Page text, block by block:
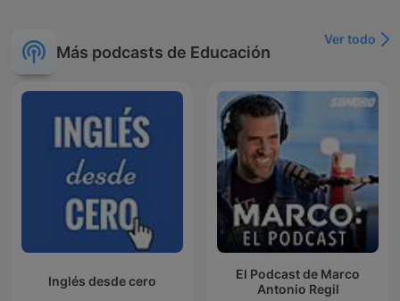
Más podcasts de Educación
Ver todo
Inglés desde cero
El Podcast de Marco
Antonio Regil